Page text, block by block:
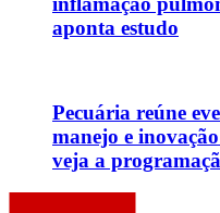
aponta estudo
Pecuária reúne
manejo e
veja a